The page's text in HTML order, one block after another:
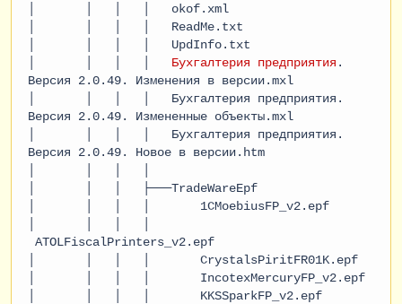
│ │ │ │ okof.xml
│ │ │ │ ReadMe.txt
│ │ │ │ UpdInfo.txt
Бухгалтерия предприятия .
Версия 2.0.49. Изменения в версии.mxl
│ │ │ │ Бухгалтерия предприятия.
Версия 2.0.49. Измененные объекты.mxl
│ │ │ │ Бухгалтерия предприятия.
Версия 2.0.49. Новое в версии.htm
│ │ │ ├───TradeWareEpf
│ │ │ │ 1CMoebiusFP_v2.epf
ATOLFiscalPrinters_v2.epf
│ │ │ │ CrystalsPiritFR01K.epf
│ │ │ │ IncotexMercuryFP_v2.epf
│ │ │ │ KKSSparkFP_v2.epf